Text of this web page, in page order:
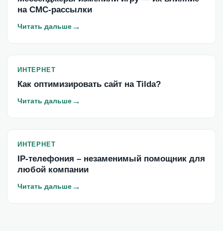
на СМС-рассылки
Читать дальше→
ИНТЕРНЕТ
Как оптимизировать сайт на Tilda?
Читать дальше→
ИНТЕРНЕТ
IP-телефония – незаменимый помощник для
любой компании
Читать дальше→